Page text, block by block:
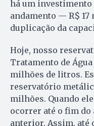
há um investimento
andamento — R$ 17
duplicação da
Hoje, nosso
Tratamento de
milhões de litros.
reservatório
milhões. Quando
ocorrer até o fim
anterior. Assim, até